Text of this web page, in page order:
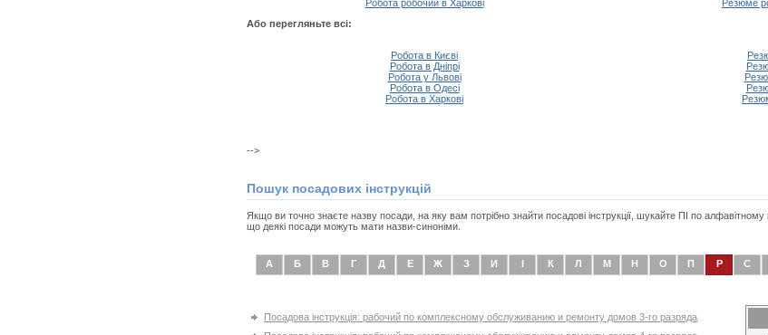
Робота робочий в Харкові
Резюме
Або перегляньте всі:
Робота в Києві
Робота в Дніпрі
Робота у Львові
Робота в Одесі
Робота в Харкові
-->
Пошук посадових інструкцій
Якщо ви точно знаєте назву посади, на яку вам потрібно знайти посадові інструкції, шукайте ПІ по
що деякі посади можуть мати назви-синоніми.
А Б В Г Д Е Ж З И І К Л М Н О П Р С
Посадова інструкція: рабочий по комплексному обслуживанию и ремонту домов 3-го разряда